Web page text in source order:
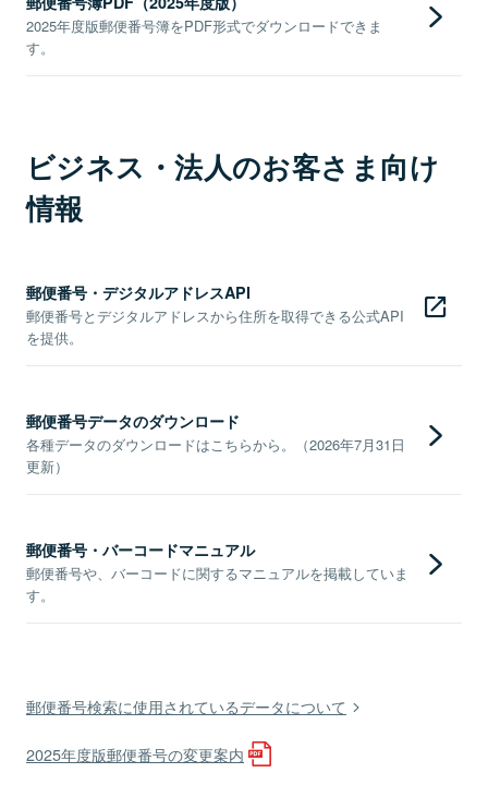
2025年度版郵便番号簿をPDF形式でダウンロードできま
す。
ビジネス・法人のお客さま向け
情報
郵便番号・デジタルアドレスAPI
郵便番号とデジタルアドレスから住所を取得できる公式API
を提供。
郵便番号データのダウンロード
各種データのダウンロードはこちらから。（2026年7月31日
更新）
郵便番号・バーコードマニュアル
郵便番号や、バーコードに関するマニュアルを掲載していま
す。
郵便番号検索に使用されているデータについて
2025年度版郵便番号の変更案内